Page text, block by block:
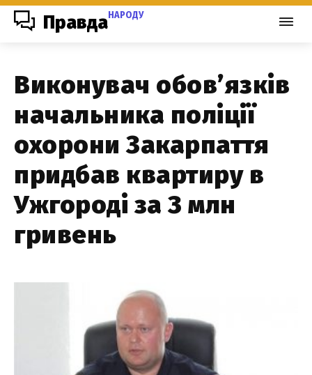
ПравдаНАРОДУ
Виконувач обов’язків
начальника поліції
охорони Закарпаття
придбав квартиру в
Ужгороді за 3 млн
гривень